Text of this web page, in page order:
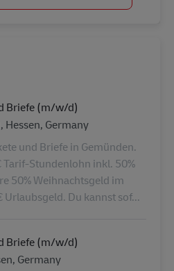
Briefe (m/w/d)
Hessen, Germany
und Briefe in Gemünden.
Tarif-Stundenlohn inkl. 50%
50% Weihnachtsgeld im
Urlaubsgeld. Du kannst sof...
Briefe (m/w/d)
Germany